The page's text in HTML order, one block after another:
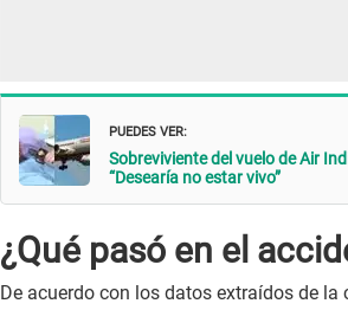
PUEDES VER:
Sobreviviente del vuelo de Air
“Desearía no estar vivo”
¿Qué pasó en el
De acuerdo con los datos extraídos de